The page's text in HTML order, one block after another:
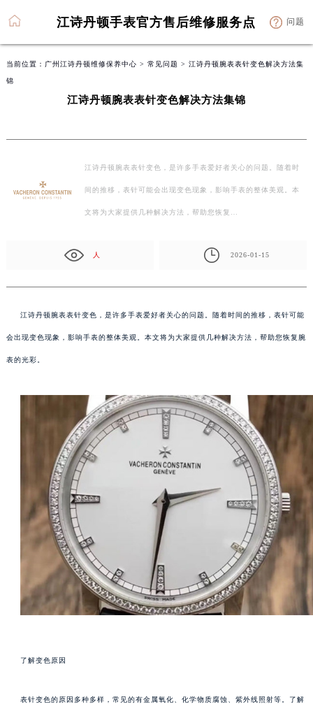
江诗丹顿手表官方售后维修服务点 问题
当前位置： 广州江诗丹顿维修保养中心 > 常见问题 > 江诗丹顿腕表表针变色解决方法集
锦
江诗丹顿腕表表针变色解决方法集锦
江诗丹顿腕表表针变色，是许多手表爱好者关心的问题。随着时
间的推移，表针可能会出现变色现象，影响手表的整体美观。本
文将为大家提供几种解决方法，帮助您恢复…
人 2026-01-15
江诗丹顿腕表表针变色，是许多手表爱好者关心的问题。随着时间的推移，表针可能
会出现变色现象，影响手表的整体美观。本文将为大家提供几种解决方法，帮助您恢复腕
表的光彩。
了解变色原因
表针变色的原因多种多样，常见的有金属氧化、化学物质腐蚀、紫外线照射等。了解